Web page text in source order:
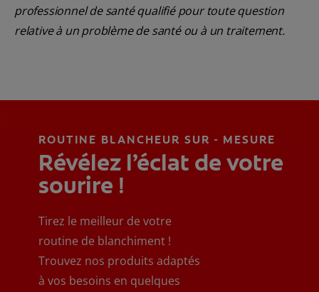
professionnel de santé qualifié pour toute question
relative à un problème de santé ou à un traitement.
ROUTINE BLANCHEUR SUR - MESURE
Révélez l’éclat de votre
sourire !
Tirez le meilleur de votre
routine de blanchiment !
Trouvez nos produits adaptés
à vos besoins en quelques